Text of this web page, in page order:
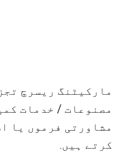
مارکیٹنگ ریسرچ
مصنوعات / خدمات
مشاورتی فرموں یا
کرتے ہیں.